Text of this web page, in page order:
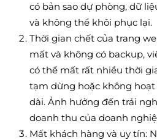
có bản sao dự phòng, dữ
và không thể khôi phục lại.
Thời gian chết của trang
mất và không có backup,
có thể mất rất nhiều thời
tạm dừng hoặc không
dài. Ảnh hưởng đến trải
doanh thu của doanh
Mất khách hàng và uy tín: